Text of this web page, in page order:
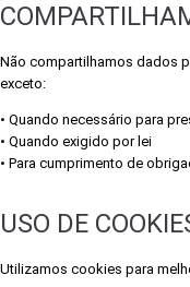
Não compartilhamos dados
exceto:
• Quando necessário para
• Quando exigido por lei
• Para cumprimento de
USO DE
Utilizamos cookies para